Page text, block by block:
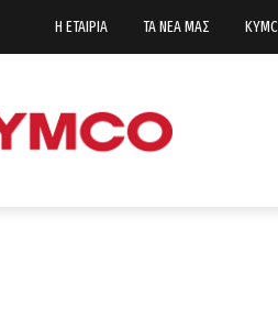
Η ΕΤΑΙΡΙΑ ΤΑ ΝΕΑ ΜΑΣ